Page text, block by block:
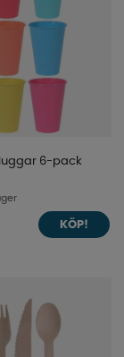
6-pack
KÖP!